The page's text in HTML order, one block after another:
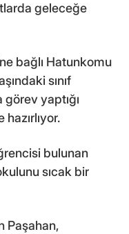
geleceğe
bağlı Hatunkomu
sınıf
yaptığı
bulunan
sıcak bir
Paşahan,